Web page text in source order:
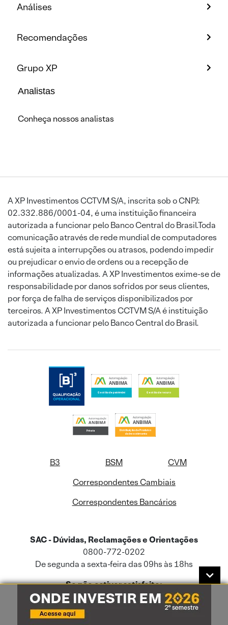
Análises
Recomendações
Grupo XP
Analistas
Conheça nossos analistas
A XP Investimentos CCTVM S/A, inscrita sob o CNPJ:
02.332.886/0001-04, é uma instituição financeira
autorizada a funcionar pelo Banco Central do Brasil.Toda
comunicação através de rede mundial de computadores
está sujeita a interrupções ou atrasos, podendo impedir
ou prejudicar o envio de ordens ou a recepção de
informações atualizadas. A XP Investimentos exime-se de
responsabilidade por danos sofridos por seus clientes,
por força de falha de serviços disponibilizados por
terceiros. A XP Investimentos CCTVM S/A é instituição
autorizada a funcionar pelo Banco Central do Brasil.
B3 BSM
CVM
Correspondentes Cambiais
Correspondentes Bancários
SAC - Dúvidas, Reclamações e Orientações
0800-772-0202
De segunda a sexta-feira das 09hs às 18hs
Se não estiver satisfeito:
0800-722-3730